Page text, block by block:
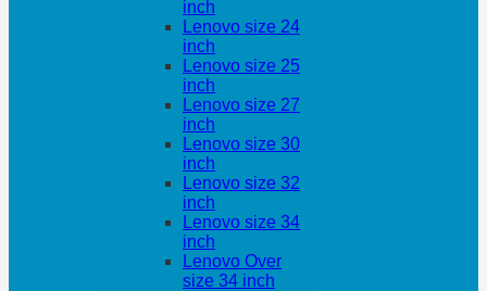
inch
Lenovo size 24
inch
Lenovo size 25
inch
Lenovo size 27
inch
Lenovo size 30
inch
Lenovo size 32
inch
Lenovo size 34
inch
Lenovo Over
size 34 inch